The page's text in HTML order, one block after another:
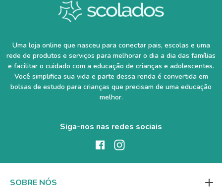
Uma loja online que nasceu para conectar pais, escolas e uma
rede de produtos e serviços para melhorar o dia a dia das famílias
e facilitar o cuidado com a educação de crianças e adolescentes.
Você simplifica sua vida e parte dessa renda é convertida em
bolsas de estudo para crianças que precisam de uma educação
melhor.
Siga-nos nas redes sociais
SOBRE NÓS